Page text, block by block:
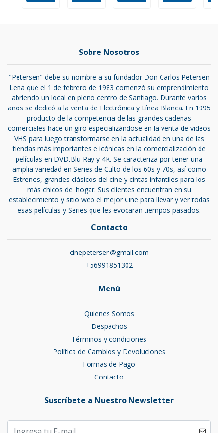
Sobre Nosotros
"Petersen" debe su nombre a su fundador Don Carlos Petersen
Lena que el 1 de febrero de 1983 comenzó su emprendimiento
abriendo un local en pleno centro de Santiago. Durante varios
años se dedicó a la venta de Electrónica y Línea Blanca. En 1995
producto de la competencia de las grandes cadenas
comerciales hace un giro especializándose en la venta de videos
VHS para luego transformarse en la actualidad en una de las
tiendas más importantes e icónicas en la comercialización de
películas en DVD,Blu Ray y 4K. Se caracteriza por tener una
amplia variedad en Series de Culto de los 60s y 70s, así como
Estrenos, grandes clásicos del cine y cintas infantiles para los
más chicos del hogar. Sus clientes encuentran en su
establecimiento y sitio web el mejor Cine para llevar y ver todas
esas películas y Series que les evocaran tiempos pasados.
Contacto
cinepetersen@gmail.com
+56991851302
Menú
Quienes Somos
Despachos
Términos y condiciones
Política de Cambios y Devoluciones
Formas de Pago
Contacto
Suscríbete a Nuestro Newsletter